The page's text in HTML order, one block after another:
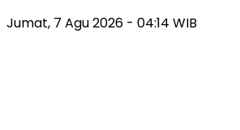
Jumat, 7 Agu 2026 - 04:14 WIB